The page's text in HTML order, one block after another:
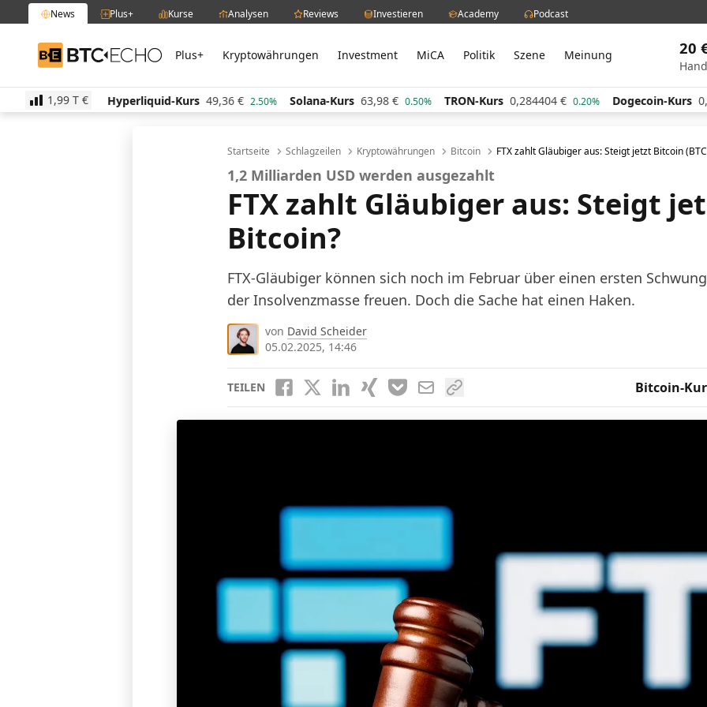
News Plus+ Kurse Analysen Reviews Investieren Academy Podcast
BTC-ECHO Plus+ Kryptowährungen Investment MiCA Politik Szene Meinung 20
1,99 T €
-0.20% Hyperliquid-Kurs 49,36 € 2.50% Solana-Kurs 63,98 € 0.50% TRON-Kurs 0,284404 € 0.20% Dogecoin-Kurs 0,060483 €
Startseite Schlagzeilen Kryptowährungen Bitcoin FTX zahlt Gläubiger aus: Steigt jetzt Bitcoin
1,2 Milliarden USD werden ausgezahlt
FTX zahlt Gläubiger aus: Steigt
Bitcoin?
FTX-Gläubiger können sich noch im Februar über einen ersten
der Insolvenzmasse freuen. Doch die Sache hat einen Haken.
von David Scheider
05.02.2025, 14:46
TEILEN Bitcoin-